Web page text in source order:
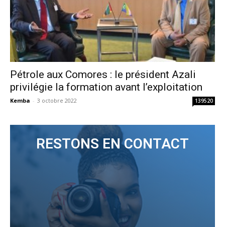
Pétrole aux Comores : le président Azali
privilégie la formation avant l’exploitation
Kemba - 3 octobre 2022 139520
RESTONS EN CONTACT